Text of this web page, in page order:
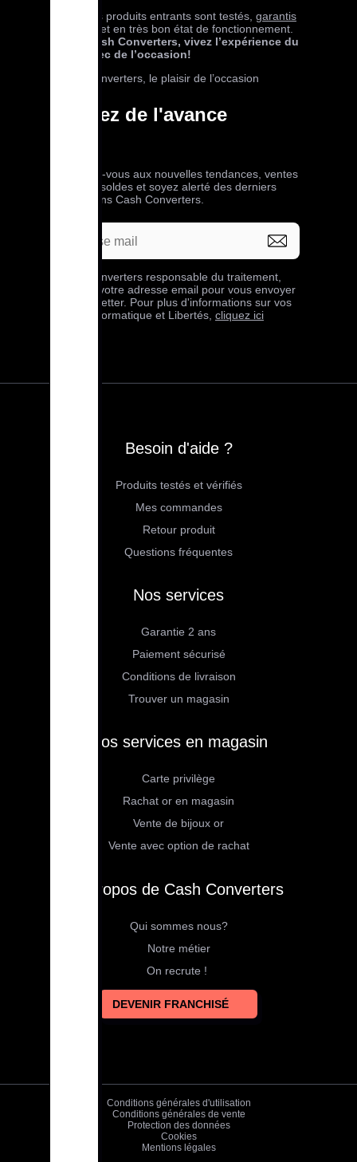
Tous nos produits entrants sont testés, garantis
et en très bon état de fonctionnement.
Avec Cash Converters, vivez l’expérience du
neuf avec de l’occasion!
Cash Converters, le plaisir de l’occasion
Prenez de l'avance
Abonnez-vous aux nouvelles tendances, ventes
privées, soldes et soyez alerté des derniers
bons plans Cash Converters.
Cash Converters responsable du traitement,
collecte votre adresse email pour vous envoyer
sa newsletter. Pour plus d'informations sur vos
droits Informatique et Libertés, cliquez ici
Besoin d'aide ?
Produits testés et vérifiés
Mes commandes
Retour produit
Questions fréquentes
Nos services
Garantie 2 ans
Paiement sécurisé
Conditions de livraison
Trouver un magasin
Nos services en magasin
Carte privilège
Rachat or en magasin
Vente de bijoux or
Vente avec option de rachat
À propos de Cash Converters
Qui sommes nous?
Notre métier
On recrute !
DEVENIR FRANCHISÉ
Conditions générales d'utilisation
Conditions générales de vente
Protection des données
Cookies
Mentions légales